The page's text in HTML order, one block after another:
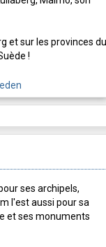
et sur les provinces du
!
ses archipels,
l'est aussi pour sa
et ses monuments